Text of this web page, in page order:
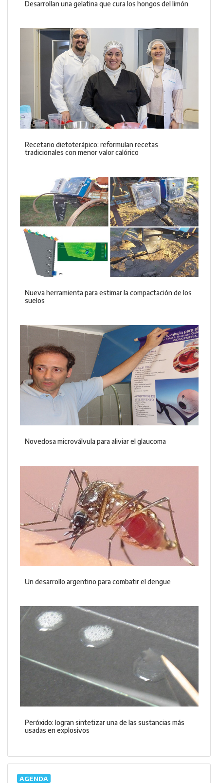
Desarrollan una gelatina que cura los hongos del limón
Recetario dietoterápico: reformulan recetas
tradicionales con menor valor calórico
Nueva herramienta para estimar la compactación de los
suelos
Novedosa microválvula para aliviar el glaucoma
Un desarrollo argentino para combatir el dengue
Peróxido: logran sintetizar una de las sustancias más
usadas en explosivos
AGENDA